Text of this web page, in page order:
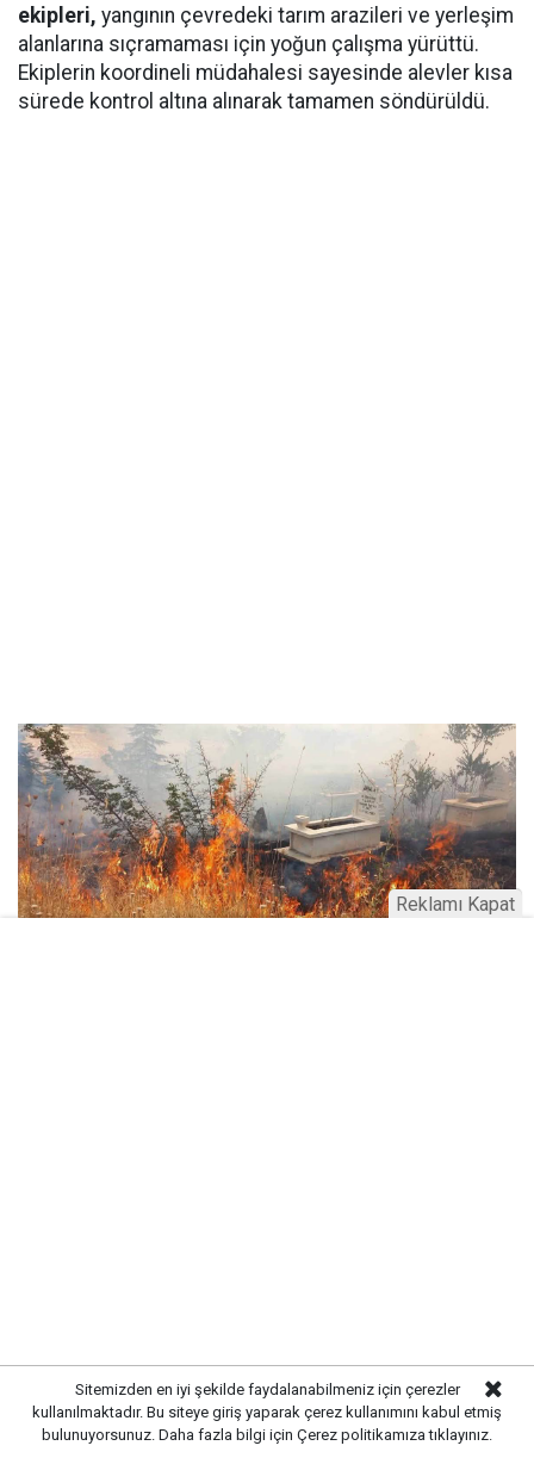
ekipleri, yangının çevredeki tarım arazileri ve yerleşim
alanlarına sıçramaması için yoğun çalışma yürüttü.
Ekiplerin koordineli müdahalesi sayesinde alevler kısa
sürede kontrol altına alınarak tamamen söndürüldü.
Yetkililer,özellikle yaz aylarında artan sıcaklıklar
nedeniyle kuru otların bulunduğu alanlarda yangın
riskinin yükseldiğine dikkat çekti. Vatandaşlardan anız
Sitemizden en iyi şekilde faydalanabilmeniz için çerezler
kullanılmaktadır. Bu siteye giriş yaparak çerez kullanımını kabul etmiş
bulunuyorsunuz. Daha fazla bilgi için Çerez politikamıza tıklayınız.
Reklamı Kapat